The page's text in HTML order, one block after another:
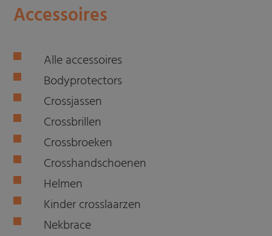
Accessoires
Alle accessoires
Bodyprotectors
Crossjassen
Crossbrillen
Crossbroeken
Crosshandschoenen
Helmen
Kinder crosslaarzen
Nekbrace